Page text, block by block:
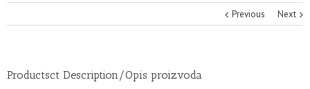
Previous Next
Productsct Description/Opis proizvoda